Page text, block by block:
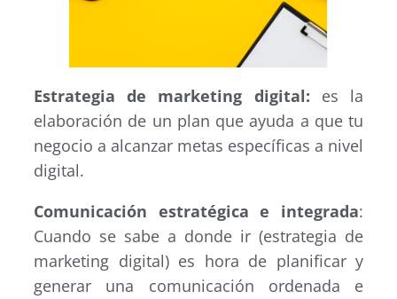
Estrategia de marketing digital: es la
elaboración de un plan que ayuda a que tu
negocio a alcanzar metas específicas a nivel
digital.
Comunicación estratégica e integrada:
Cuando se sabe a donde ir (estrategia de
marketing digital) es hora de planificar y
generar una comunicación ordenada e